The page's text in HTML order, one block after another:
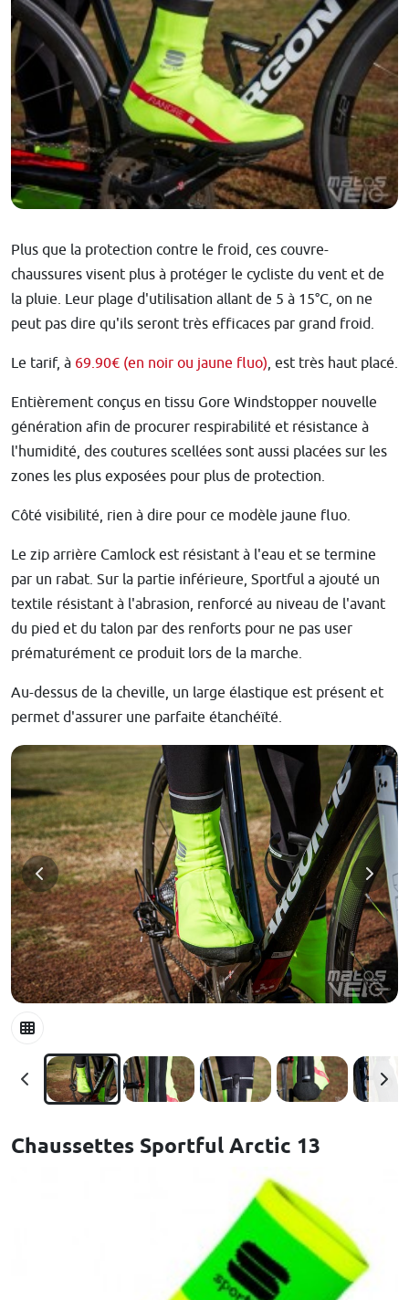
Plus que la protection contre le froid, ces couvre-
chaussures visent plus à protéger le cycliste du vent et de
la pluie. Leur plage d'utilisation allant de 5 à 15°C, on ne
peut pas dire qu'ils seront très efficaces par grand froid.
Le tarif, à 69.90€ (en noir ou jaune fluo), est très haut placé.
Entièrement conçus en tissu Gore Windstopper nouvelle
génération afin de procurer respirabilité et résistance à
l'humidité, des coutures scellées sont aussi placées sur les
zones les plus exposées pour plus de protection.
Côté visibilité, rien à dire pour ce modèle jaune fluo.
Le zip arrière Camlock est résistant à l'eau et se termine
par un rabat. Sur la partie inférieure, Sportful a ajouté un
textile résistant à l'abrasion, renforcé au niveau de l'avant
du pied et du talon par des renforts pour ne pas user
prématurément ce produit lors de la marche.
Au-dessus de la cheville, un large élastique est présent et
permet d'assurer une parfaite étanchéïté.
Chaussettes Sportful Arctic 13